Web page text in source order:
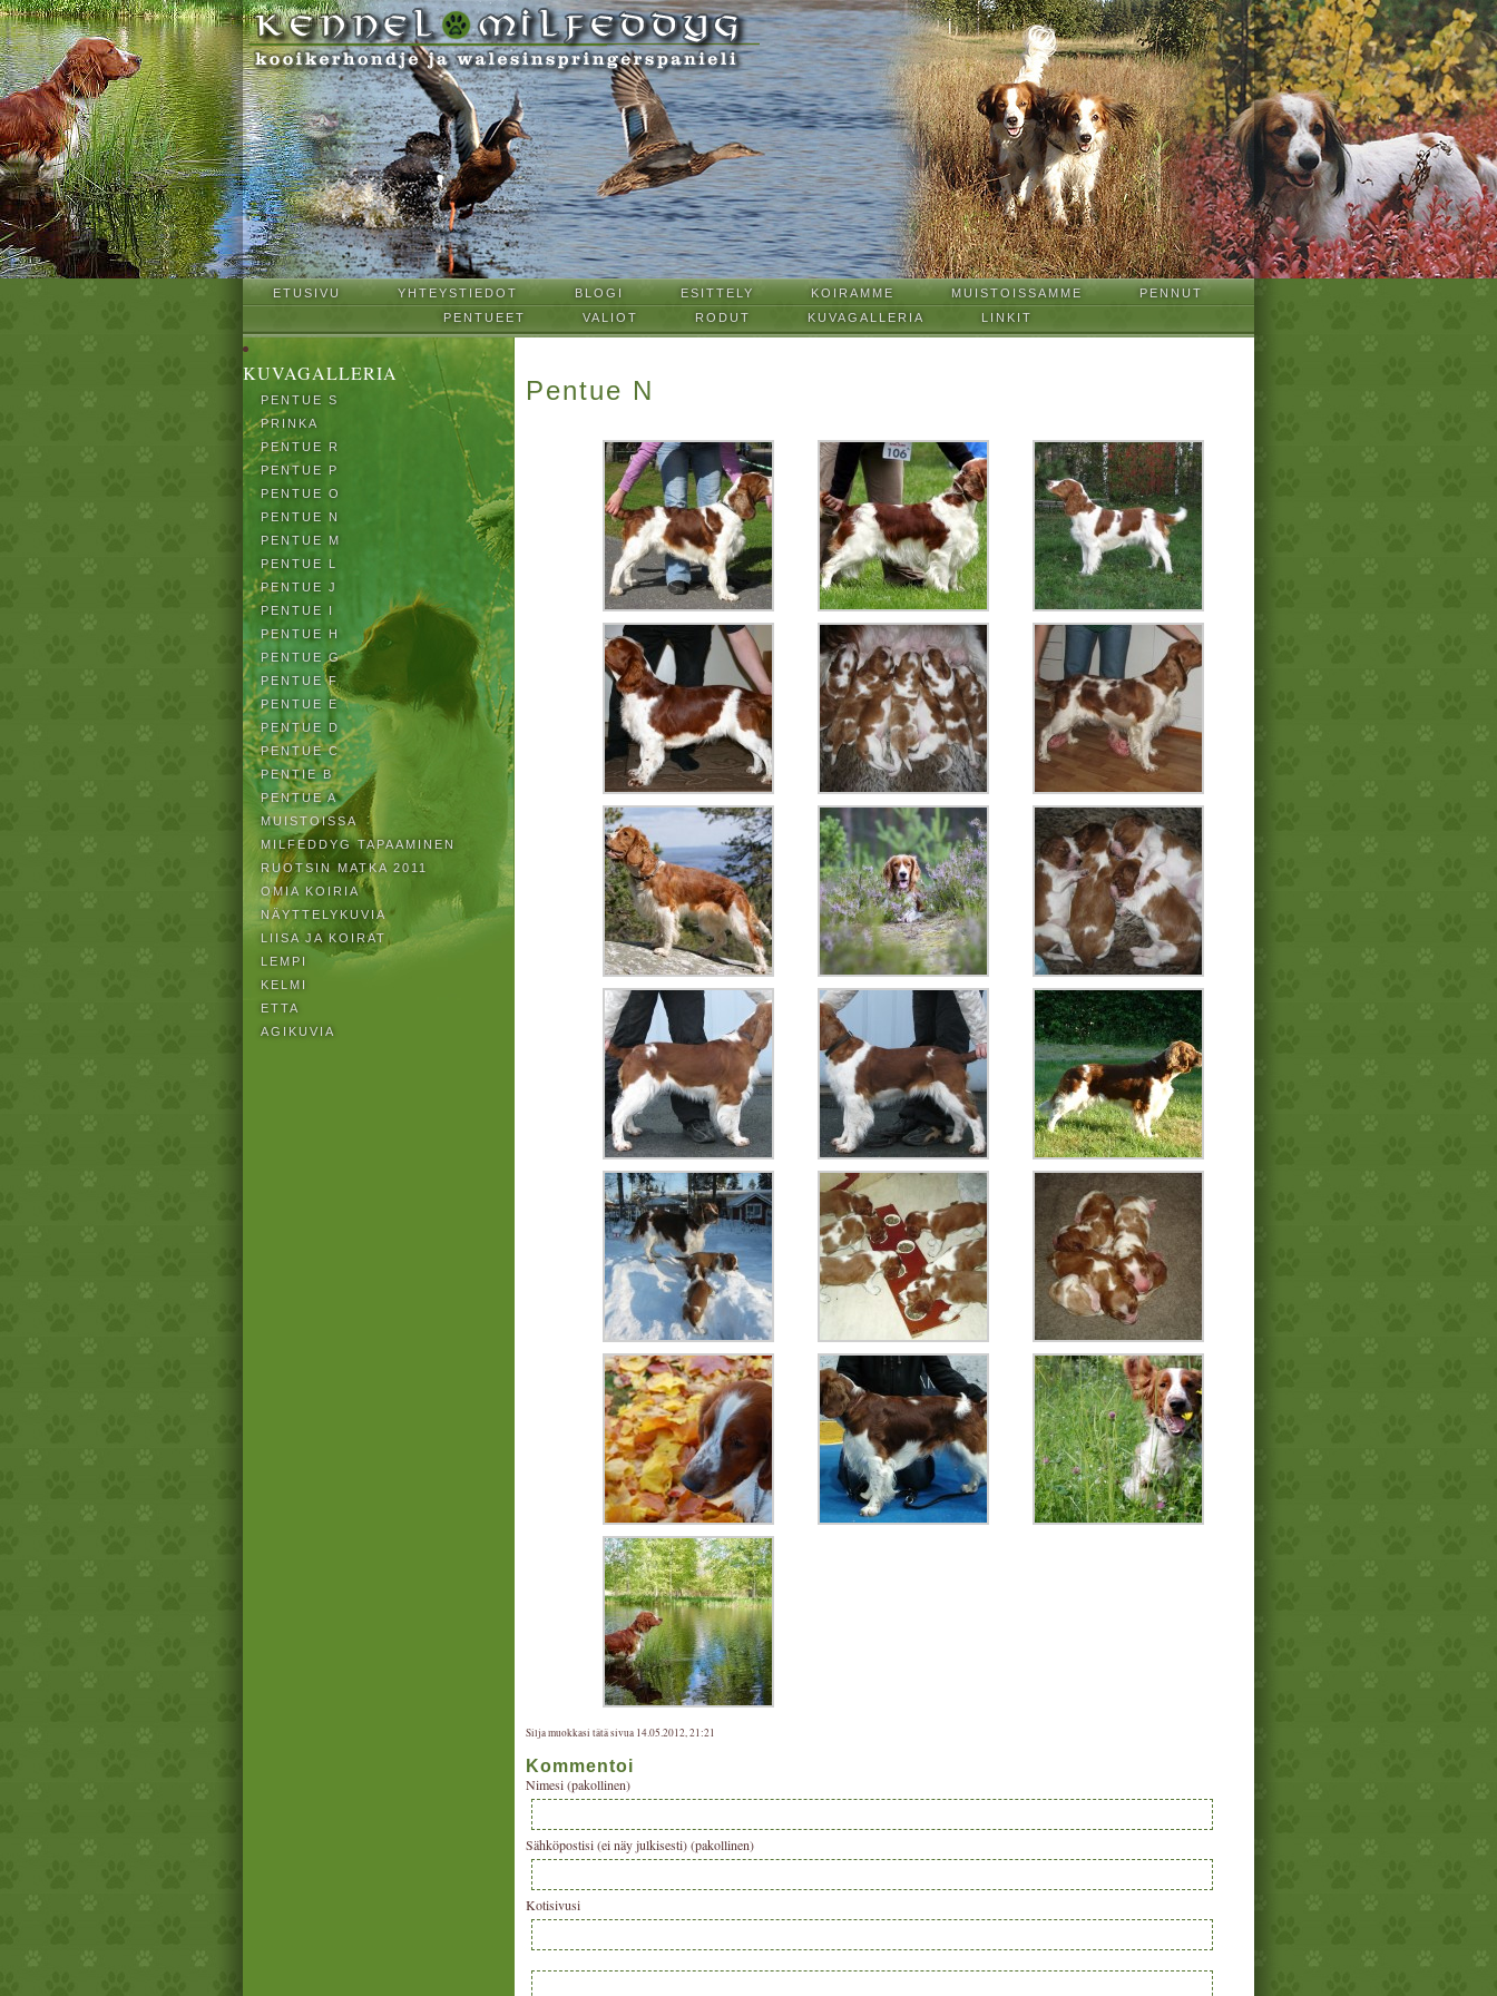
ETUSIVU YHTEYSTIEDOT BLOGI ESITTELY KOIRAMME MUISTOISSAMME
PENNUT
PENTUEET
VALIOT RODUT KUVAGALLERIA LINKIT
KUVAGALLERIA
PENTUE S
PRINKA
PENTUE R
PENTUE P
PENTUE O
PENTUE N
PENTUE M
PENTUE L
PENTUE J
PENTUE I
PENTUE H
PENTUE G
PENTUE F
PENTUE E
PENTUE D
PENTUE C
PENTIE B
PENTUE A
MUISTOISSA
MILFEDDYG TAPAAMINEN
RUOTSIN MATKA 2011
OMIA KOIRIA
NÄYTTELYKUVIA
LIISA JA KOIRAT
LEMPI
KELMI
ETTA
AGIKUVIA
Pentue N
Silja muokkasi tätä sivua 14.05.2012, 21:21
Kommentoi
Nimesi (pakollinen)
Sähköpostisi (ei näy julkisesti) (pakollinen)
Kotisivusi